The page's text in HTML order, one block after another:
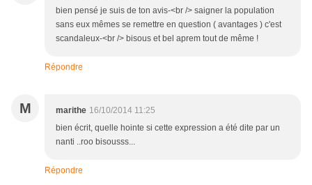
bien pensé je suis de ton avis-<br /> saigner la population
sans eux mêmes se remettre en question ( avantages ) c'est
scandaleux-<br /> bisous et bel aprem tout de même !
Répondre
M marithe 16/10/2014 11:25
bien écrit, quelle hointe si cette expression a été dite par un
nanti ..roo bisousss...
Répondre